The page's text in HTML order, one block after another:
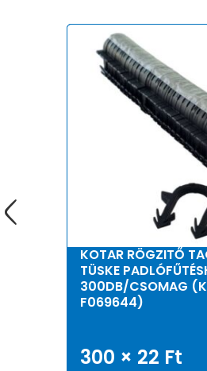
KOTAR RÖGZITŐ
TÜSKE
300DB/CSOMAG
F069644)
300 × 22 Ft